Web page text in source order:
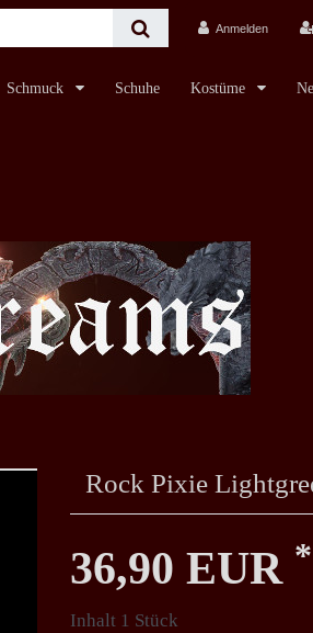
Anmelden
Schmuck Schuhe Kostüme
Rock Pixie
36,90 EUR *
Inhalt 1 Stück